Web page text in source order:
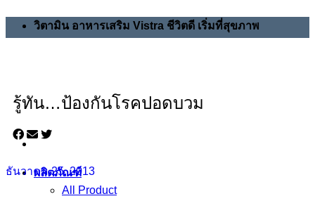
วิตามิน อาหารเสริม Vistra ชีวิตดี เริ่มที่สุขภาพ
ผลิตภัณฑ์
All Product
รู้ทัน…ป้องกันโรคปอดบวม
ธันวาคม 25, 2013